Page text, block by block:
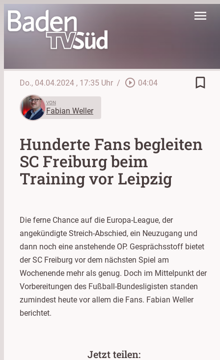
menu
Do., 04.04.2024 , 17:35 Uhr / play_circle_outline 04:04 bookmark_border
VON
Fabian Weller
Hunderte Fans begleiten
SC Freiburg beim
Training vor Leipzig
Die ferne Chance auf die Europa-League, der
angekündigte Streich-Abschied, ein Neuzugang und
dann noch eine anstehende OP. Gesprächsstoff bietet
der SC Freiburg vor dem nächsten Spiel am
Wochenende mehr als genug. Doch im Mittelpunkt der
Vorbereitungen des Fußball-Bundesligisten standen
zumindest heute vor allem die Fans. Fabian Weller
berichtet.